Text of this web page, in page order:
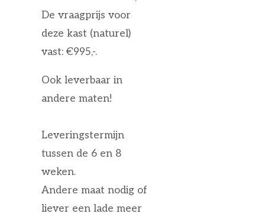
De vraagprijs voor
deze kast (naturel)
vast: €995,-.
Ook leverbaar in
andere maten!
Leveringstermijn
tussen de 6 en 8
weken.
Andere maat nodig of
liever een lade meer